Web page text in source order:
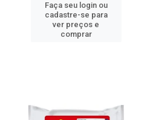
Faça seu login ou
cadastre-se para
ver preços e
comprar